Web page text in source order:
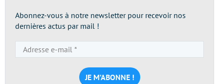
Abonnez-vous à notre newsletter pour recevoir nos
dernières actus par mail !
e-
mail
*